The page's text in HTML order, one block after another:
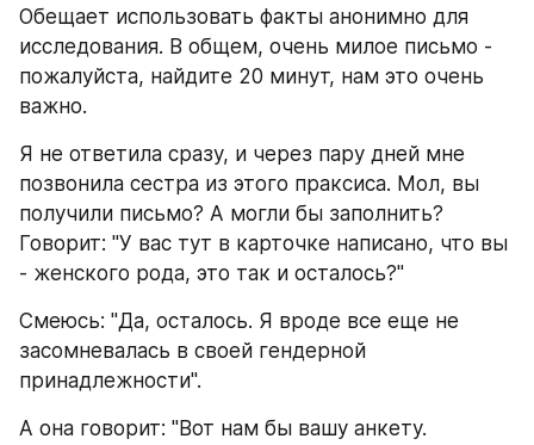
Обещает использовать факты анонимно для
исследования. В общем, очень милое письмо -
пожалуйста, найдите 20 минут, нам это очень
важно.
Я не ответила сразу, и через пару дней мне
позвонила сестра из этого праксиса. Мол, вы
получили письмо? А могли бы заполнить?
Говорит: "У вас тут в карточке написано, что вы
- женского рода, это так и осталось?"
Смеюсь: "Да, осталось. Я вроде все еще не
засомневалась в своей гендерной
принадлежности".
А она говорит: "Вот нам бы вашу анкету.